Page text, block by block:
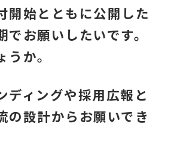
開始とともに公開した
でお願いしたいです。
か。
ディングや採用広報と
の設計からお願いでき